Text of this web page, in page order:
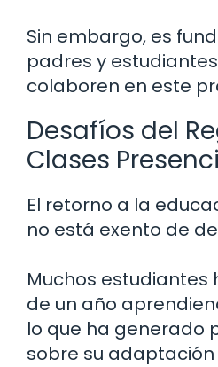
Sin embargo, es
padres y
colaboren en este
Desafíos del
Clases
El retorno a la
no está exento de
Muchos
de un año
lo que ha generado
sobre su adaptación